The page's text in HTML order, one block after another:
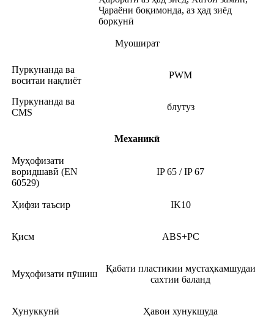
Ҷараёни боқимонда, аз ҳад зиёд
боркунӣ
Муошират
Пуркунанда ва
воситаи нақлиёт
PWM
Пуркунанда ва
CMS
блутуз
Механикӣ
Муҳофизати
воридшавӣ (EN
60529)
IP 65 / IP 67
Ҳифзи таъсир IK10
Қисм ABS+PC
Муҳофизати пӯшиш
Қабати пластикии мустаҳкамшудаи
сахтии баланд
Хунуккунӣ Ҳавои хунукшуда